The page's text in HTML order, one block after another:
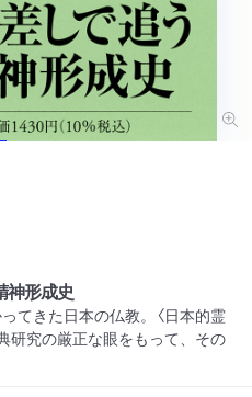
神形成史
てきた日本の仏教。〈日本的霊
研究の厳正な眼をもって、その